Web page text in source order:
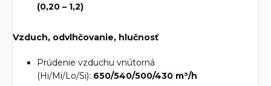
(0,20 – 1,2)
Vzduch, odvlhčovanie, hlučnosť
Prúdenie vzduchu vnútorná
(Hi/Mi/Lo/Si): 650/540/500/430 m³/h